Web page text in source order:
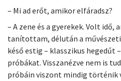
– Mi ad erőt, amikor elfáradsz?
– A zene és a gyerekek. Volt
tanítottam, délután a
késő estig – klasszikus hegedűt
próbákat. Visszanézve nem is
próbáin viszont mindig történik